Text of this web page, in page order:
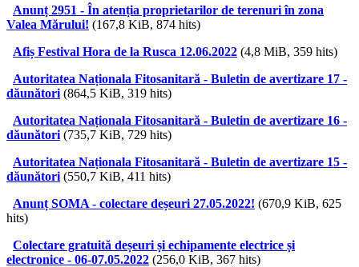
Anunț 2951 - În atenția proprietarilor de terenuri în zona
Valea Mărului! (167,8 KiB, 874 hits)
Afiș Festival Hora de la Rusca 12.06.2022 (4,8 MiB, 359 hits)
Autoritatea Naționala Fitosanitară - Buletin de avertizare 17 -
dăunători (864,5 KiB, 319 hits)
Autoritatea Naționala Fitosanitară - Buletin de avertizare 16 -
dăunători (735,7 KiB, 729 hits)
Autoritatea Naționala Fitosanitară - Buletin de avertizare 15 -
dăunători (550,7 KiB, 411 hits)
Anunț SOMA - colectare deșeuri 27.05.2022! (670,9 KiB, 625
hits)
Colectare gratuită deșeuri și echipamente electrice și
electronice - 06-07.05.2022 (256,0 KiB, 367 hits)